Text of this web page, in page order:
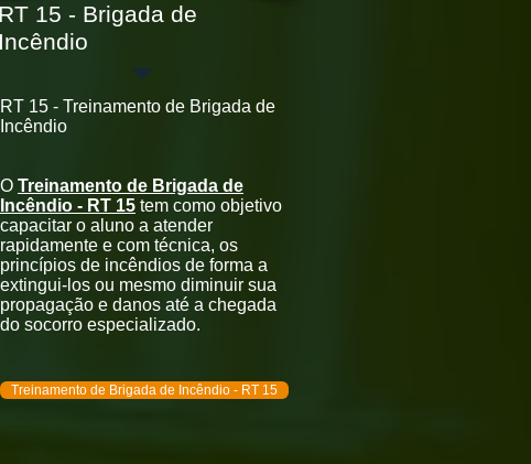
RT 15 - Brigada de
Incêndio
RT 15 - Treinamento de Brigada de
Incêndio
O Treinamento de Brigada de
Incêndio - RT 15 tem como objetivo
capacitar o aluno a atender
rapidamente e com técnica, os
princípios de incêndios de forma a
extingui-los ou mesmo diminuir sua
propagação e danos até a chegada
do socorro especializado.
Treinamento de Brigada de Incêndio - RT 15